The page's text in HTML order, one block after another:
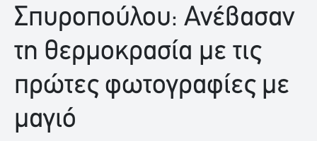
Σπυροπούλου: Ανέβασαν
τη θερμοκρασία με τις
πρώτες φωτογραφίες με
μαγιό